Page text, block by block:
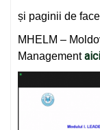
și paginii de
MHELM –
Managementaici